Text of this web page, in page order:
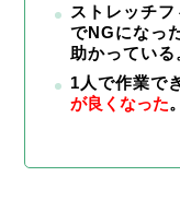
ストレッチ
でNGになっ
助かっている
1人で作業で
が良くなった。